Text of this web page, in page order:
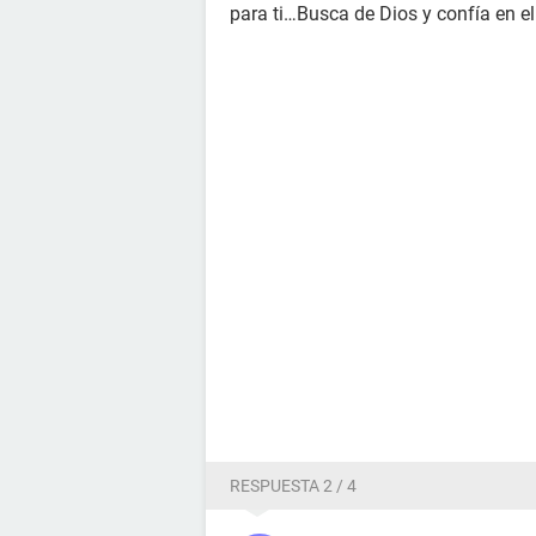
para ti…Busca de Dios y confía en
RESPUESTA 2 / 4